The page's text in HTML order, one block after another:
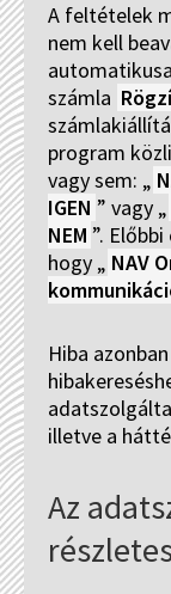
A feltételek
nem kell
számla
program
vagy sem: „
IGEN ” vagy „
NEM ”.
hogy „ NAV
Hiba
illetve a
Az